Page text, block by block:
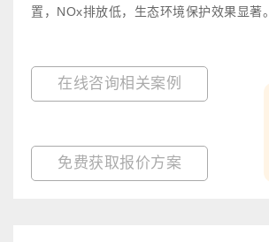
置，NOx排放低，生态环境保护效果显著。
在线咨询相关案例
免费获取报价方案